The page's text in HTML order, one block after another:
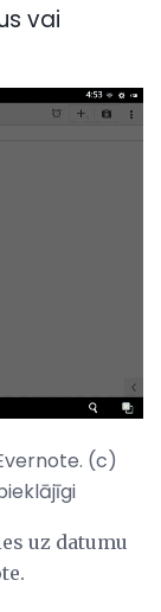
vai
(c)
uz datumu